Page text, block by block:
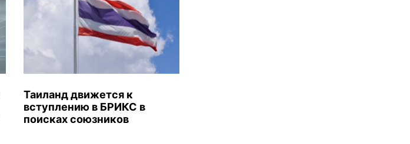
Таиланд движется к
вступлению в БРИКС в
поисках союзников